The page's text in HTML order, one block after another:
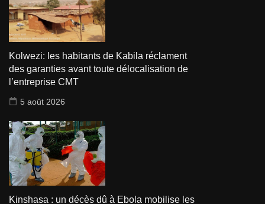
Kolwezi: les habitants de Kabila réclament
des garanties avant toute délocalisation de
l’entreprise CMT
5 août 2026
Kinshasa : un décès dû à Ebola mobilise les